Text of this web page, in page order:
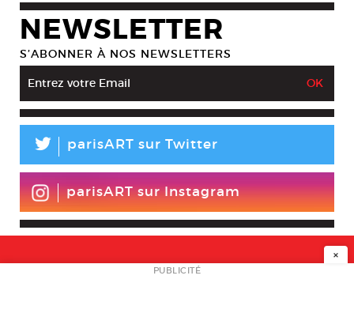
NEWSLETTER
S’ABONNER À NOS NEWSLETTERS
L parisART sur Twitter
parisART sur Instagram
NEWSLETTER
×
PUBLICITÉ